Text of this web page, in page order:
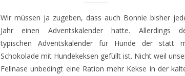
Wir müssen ja zugeben, dass auch Bonnie bisher
Jahr einen Adventskalender hatte. Allerdings
typischen Adventskalender für Hunde der statt
Schokolade mit Hundekeksen gefüllt ist. Nicht weil
Fellnase unbedingt eine Ration mehr Kekse in der